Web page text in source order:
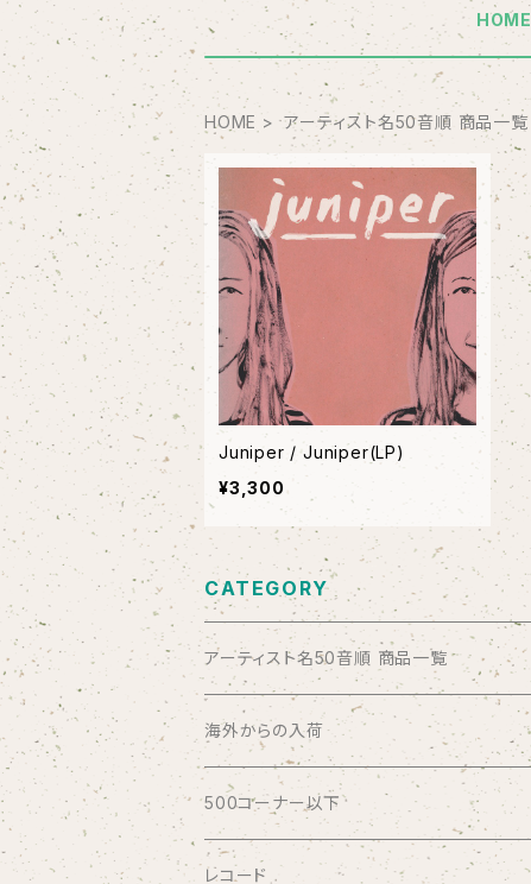
HOME
HOME アーティスト名50音順 商品一覧
Juniper / Juniper(LP)
¥3,300
CATEGORY
アーティスト名50音順 商品一覧
ABSOLUTE LOSERS
AFRICA
AGU
海外からの入荷
500コーナー以下
レコード